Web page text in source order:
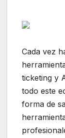
Cada vez
ticketing y
todo este
forma de